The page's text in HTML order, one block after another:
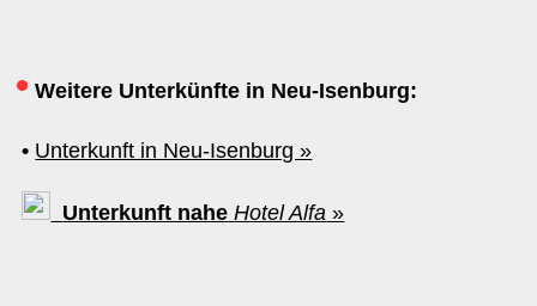
• Weitere Unterkünfte in Neu-Isenburg:
• Unterkunft in Neu-Isenburg »
Unterkunft nahe Hotel Alfa »